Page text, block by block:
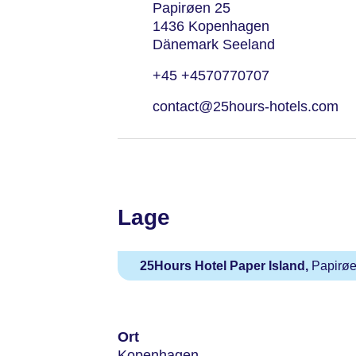
Papirøen 25
1436 Kopenhagen
Dänemark Seeland
+45 +4570770707
contact@25hours-hotels.com
Lage
25Hours Hotel Paper Island,
Ort